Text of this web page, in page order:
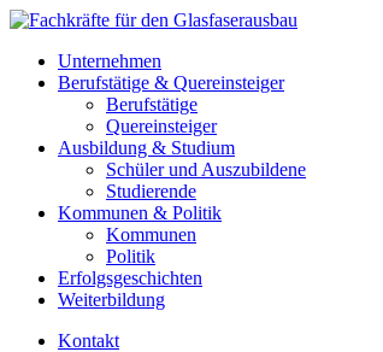
Unternehmen
Berufstätige & Quereinsteiger
Berufstätige
Quereinsteiger
Ausbildung & Studium
Schüler und Auszubildene
Studierende
Kommunen & Politik
Kommunen
Politik
Erfolgsgeschichten
Weiterbildung
Kontakt